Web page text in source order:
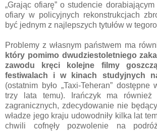
„Grając ofiarę” o studencie
ofiary w policyjnych rekonstrukcjach
być jednym z najlepszych tytułów w
Problemy z własnym państwem ma
który pomimo dwudziestoletniego
zawodu kręci kolejne filmy
festiwalach i w kinach studyjnych
(ostatnim było „Taxi-Teheran”
trzy lata temu). Irańczyk ma również
zagranicznych, zdecydowanie nie
władze jego kraju udowodniły kilka lat
chwili cofnęły pozwolenie na